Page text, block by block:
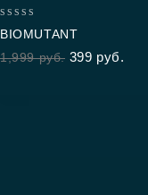
out
of
BIOMUTANT
1,999руб. 399 руб.